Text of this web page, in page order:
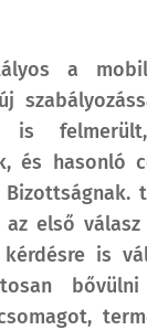
a
is
és hasonló
első válasz
is